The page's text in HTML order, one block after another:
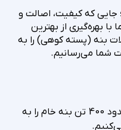
جایی که کیفیت، اصالت و
بهره‌گیری از بهترین
بنه(پسته کوهی) را به
شما می‌رسانیم.
تن بنه خام را به